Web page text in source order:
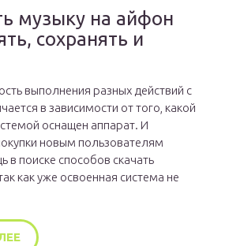
музыку на айфон
сохранять и
выполнения разных действий с
в зависимости от того, какой
оснащен аппарат. И
новым пользователям
в поиске способов скачать
как уже освоенная система не